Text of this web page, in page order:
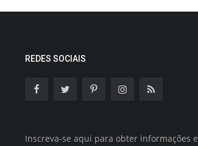
REDES SOCIAIS
Inscreva-se aqui para obter informações e